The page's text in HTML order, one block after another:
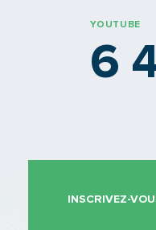
YOUTUBE
6
INSCRIVEZ-